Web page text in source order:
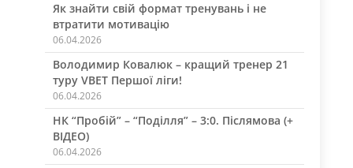
Як знайти свій формат тренувань і не
втратити мотивацію
06.04.2026
Володимир Ковалюк – кращий тренер 21
туру VBET Першої ліги!
06.04.2026
НК “Пробій” – “Поділля” – 3:0. Післямова (+
ВІДЕО)
06.04.2026